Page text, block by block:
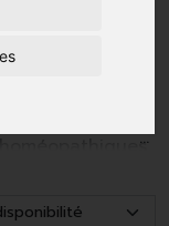
de